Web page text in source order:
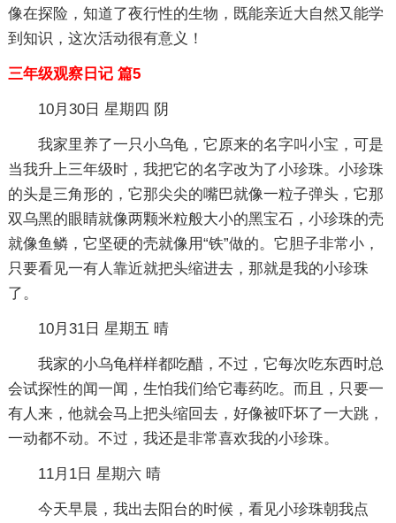
像在探险，知道了夜行性的生物，既能亲近大自然又能学
到知识，这次活动很有意义！
三年级观察日记 篇5
10月30日 星期四 阴
我家里养了一只小乌龟，它原来的名字叫小宝，可是
当我升上三年级时，我把它的名字改为了小珍珠。小珍珠
的头是三角形的，它那尖尖的嘴巴就像一粒子弹头，它那
双乌黑的眼睛就像两颗米粒般大小的黑宝石，小珍珠的壳
就像鱼鳞，它坚硬的壳就像用“铁”做的。它胆子非常小，
只要看见一有人靠近就把头缩进去，那就是我的小珍珠
了。
10月31日 星期五 晴
我家的小乌龟样样都吃醋，不过，它每次吃东西时总
会试探性的闻一闻，生怕我们给它毒药吃。而且，只要一
有人来，他就会马上把头缩回去，好像被吓坏了一大跳，
一动都不动。不过，我还是非常喜欢我的小珍珠。
11月1日 星期六 晴
今天早晨，我出去阳台的时候，看见小珍珠朝我点